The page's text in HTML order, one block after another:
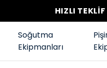
HIZLI
Soğutma
Ekipmanları